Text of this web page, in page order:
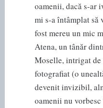
oamenii, dacă s-ar
mi s-a întâmplat să
fost mereu un mic
Atena, un tânăr
Moselle, intrigat de
fotografiat (o
devenit invizibil,
oamenii nu